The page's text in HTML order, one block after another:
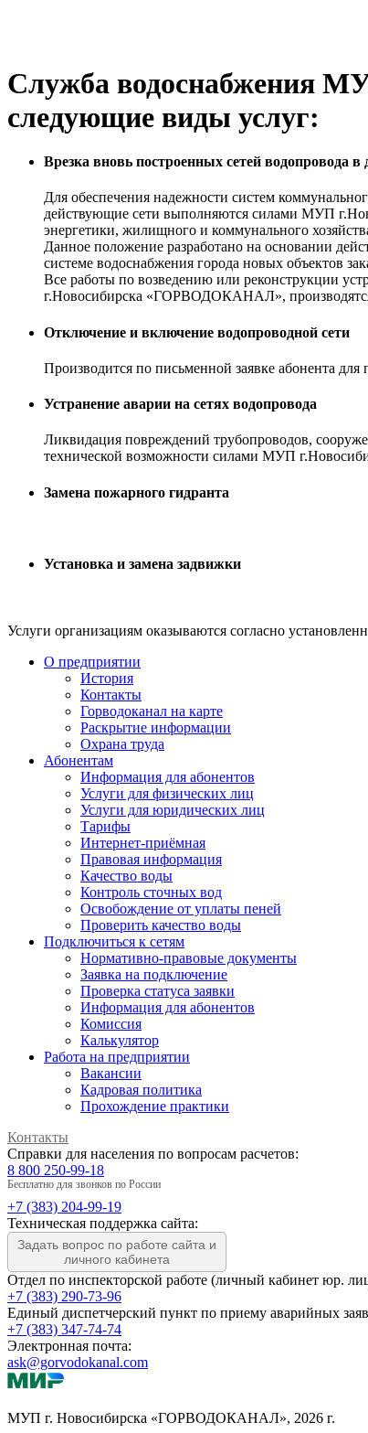
Служба водоснабжения
следующие виды услуг:
Врезка вновь построенных сетей водопровода в
Для обеспечения надежности систем
действующие сети выполняются силами МУП
энергетики, жилищного и коммунального
Данное положение разработано на основании
системе водоснабжения города новых объектов
Все работы по возведению или реконструкции
г.Новосибирска «ГОРВОДОКАНАЛ»,
Отключение и включение водопроводной сети
Производится по письменной заявке абонента
Устранение аварии на сетях водопровода
Ликвидация повреждений трубопроводов,
технической возможности силами МУП
Замена пожарного гидранта
Установка и замена задвижки
Услуги организациям оказываются согласно
О предприятии
История
Контакты
Горводоканал на карте
Раскрытие информации
Охрана труда
Абонентам
Информация для абонентов
Услуги для физических лиц
Услуги для юридических лиц
Тарифы
Интернет-приёмная
Правовая информация
Качество воды
Контроль сточных вод
Освобождение от уплаты пеней
Проверить качество воды
Подключиться к сетям
Нормативно-правовые документы
Заявка на подключение
Проверка статуса заявки
Информация для абонентов
Комиссия
Калькулятор
Работа на предприятии
Вакансии
Кадровая политика
Прохождение практики
Контакты
Справки для населения по вопросам расчетов:
8 800 250-99-18
Бесплатно для звонков по России
+7 (383) 204-99-19
Техническая поддержка сайта:
Задать вопрос по работе сайта и
личного кабинета
Отдел по инспекторской работе (личный кабинет юр.
+7 (383) 290-73-96
Единый диспетчерский пункт по приему аварийных
+7 (383) 347-74-74
Электронная почта:
ask@gorvodokanal.com
МУП г. Новосибирска «ГОРВОДОКАНАЛ», 2026 г.